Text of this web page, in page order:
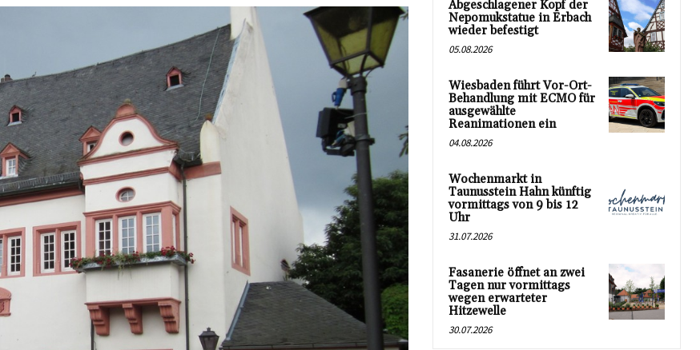
Abgeschlagener Kopf der
Nepomukstatue in Erbach
wieder befestigt
05.08.2026
Wiesbaden führt Vor-Ort-
Behandlung mit ECMO für
ausgewählte
Reanimationen ein
04.08.2026
Wochenmarkt in
Taunusstein Hahn künftig
vormittags von 9 bis 12
Uhr
31.07.2026
Fasanerie öffnet an zwei
Tagen nur vormittags
wegen erwarteter
Hitzewelle
30.07.2026